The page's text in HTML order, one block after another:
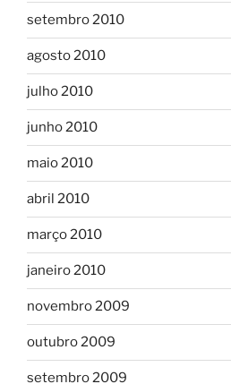
setembro 2010
agosto 2010
julho 2010
junho 2010
maio 2010
abril 2010
março 2010
janeiro 2010
novembro 2009
outubro 2009
setembro 2009